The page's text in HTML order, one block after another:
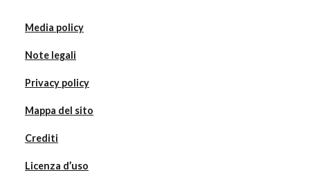
Media policy
Note legali
Privacy policy
Mappa del sito
Crediti
Licenza d’uso